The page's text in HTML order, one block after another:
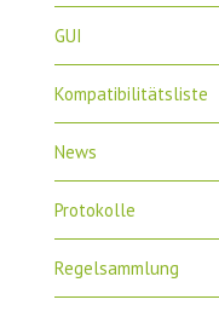
GUI
Kompatibilitätsliste
News
Protokolle
Regelsammlung